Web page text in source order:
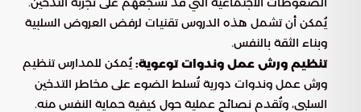
يُمكن أن تشمل هذه الدروس تقنيات لرفض العروض السلبية
وبناء الثقة بالنفس.
تنظيم ورش عمل وندوات توعوية: يُمكن للمدارس تنظيم
ورش عمل وندوات دورية تُسلط الضوء على مخاطر التدخين
السلبي، وتُقدم نصائح عملية حول كيفية حماية النفس منه.